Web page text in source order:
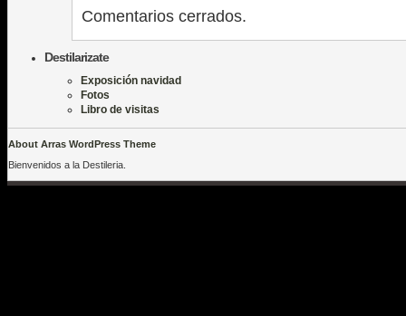
a
un
(Se
abre
una
ventana
nueva)
abre
en
ventana
abre
en
ventana
abre
en
ventana
Comentarios cerrados.
Destilarizate
Exposición navidad
Fotos
Libro de visitas
About Arras WordPress Theme
Bienvenidos a la Destileria.